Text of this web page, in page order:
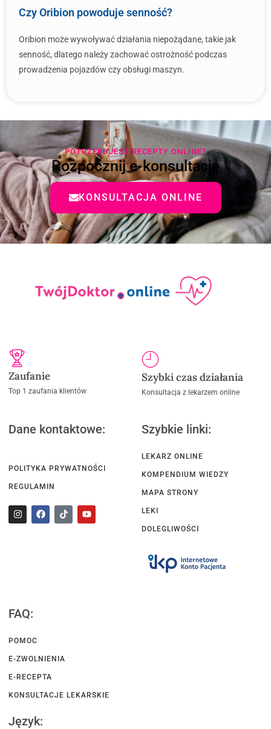
Czy Oribion powoduje senność?
Oribion może wywoływać działania niepożądane, takie jak
senność, dlatego należy zachować ostrożność podczas
prowadzenia pojazdów czy obsługi maszyn.
POTRZEBUJESZ RECEPTY ONLINE?
Rozpocznij e-konsultację
KONSULTACJA ONLINE
Zaufanie
Top 1 zaufania klientów
Szybki czas działania
Konsultacja z lekarzem online
Dane kontaktowe:
POLITYKA PRYWATNOŚCI
REGULAMIN
Szybkie linki:
LEKARZ ONLINE
KOMPENDIUM WIEDZY
MAPA STRONY
LEKI
DOLEGLIWOŚCI
FAQ:
POMOC
E-ZWOLNIENIA
E-RECEPTA
KONSULTACJE LEKARSKIE
Język: